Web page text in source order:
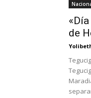
de